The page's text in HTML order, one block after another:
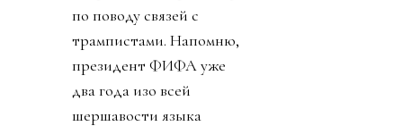
по поводу связей с
трампистами. Напомню,
президент ФИФА уже
два года изо всей
шершавости языка